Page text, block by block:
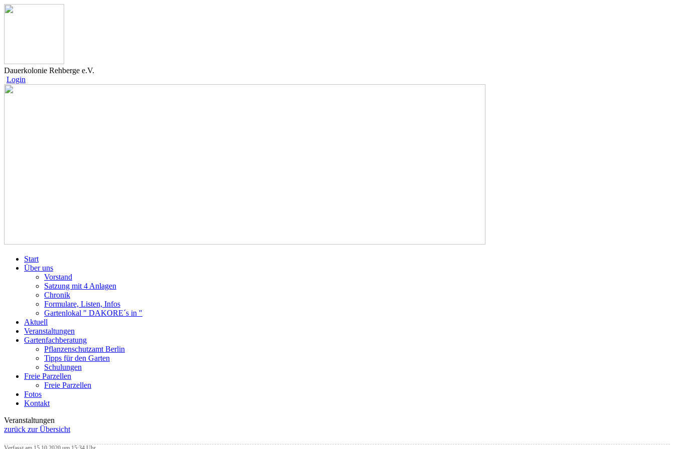
Dauerkolonie Rehberge e.V.
Login
Start
Über uns
Vorstand
Satzung mit 4 Anlagen
Chronik
Formulare, Listen, Infos
Gartenlokal " DAKORE´s in "
Aktuell
Veranstaltungen
Gartenfachberatung
Pflanzenschutzamt Berlin
Tipps für den Garten
Schulungen
Freie Parzellen
Freie Parzellen
Fotos
Kontakt
Veranstaltungen
zurück zur Übersicht